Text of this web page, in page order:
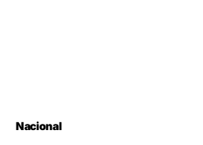
Nacional